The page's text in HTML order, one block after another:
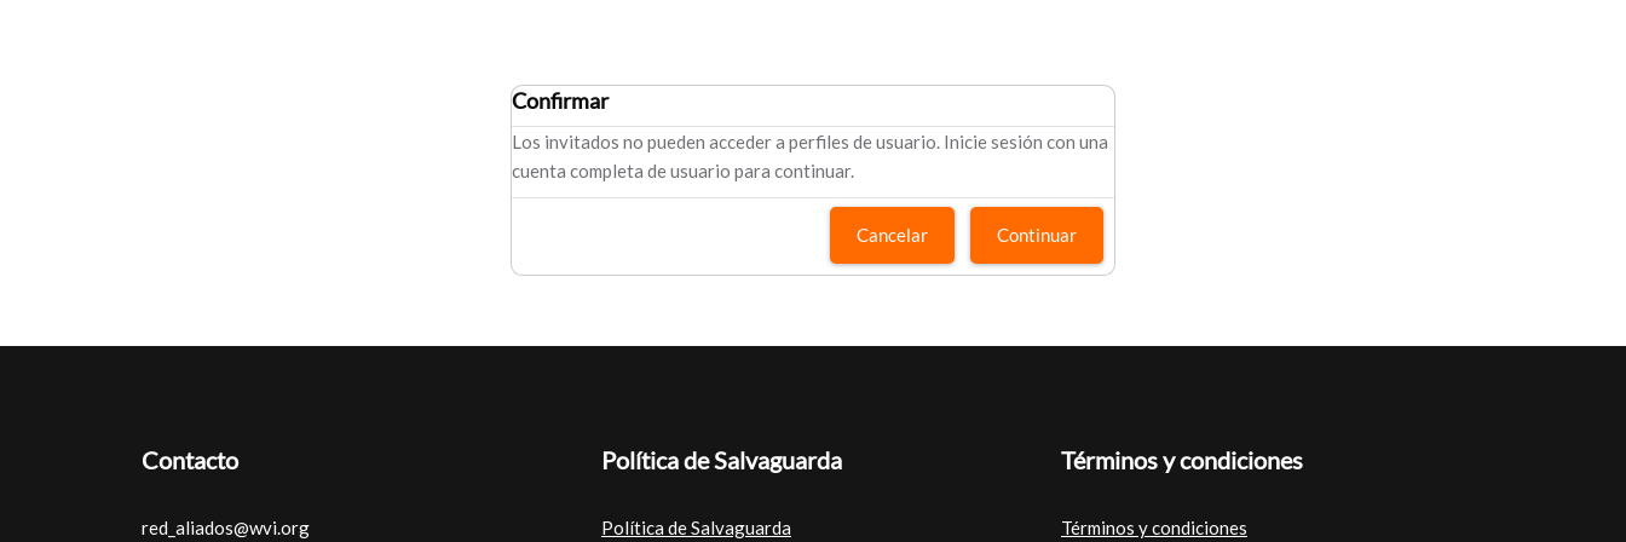
Confirmar
Los invitados no pueden acceder a perfiles de usuario. Inicie sesión con una
cuenta completa de usuario para continuar.
Cancelar Continuar
Contacto
red_aliados@wvi.org
Política de Salvaguarda
Política de Salvaguarda
Términos y condiciones
Términos y condiciones